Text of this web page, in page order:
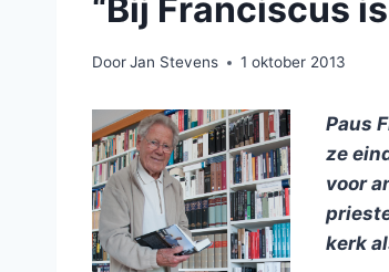
“Bij Franciscus
DoorJan Stevens 1 oktober 2013
Paus
ze
voor
kerk